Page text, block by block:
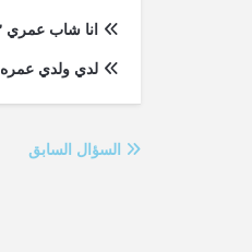
انا شاب عمري ٢٣ سنة اعاني اي مشاكل
لدي ولدي عمره ٩ سنوات سقط الارض وتأ
السؤال السابق